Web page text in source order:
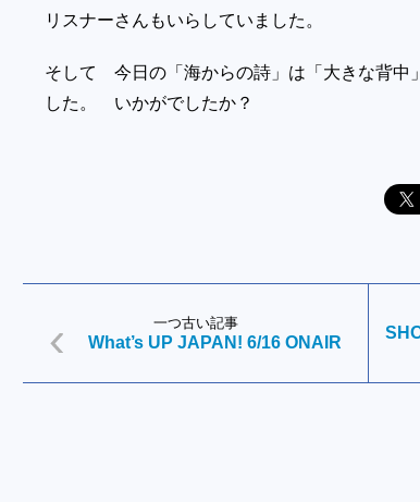
リスナーさんもいらしていました。
そして 今日の「海からの詩」は「大きな
した。 いかがでしたか？
一つ古い記事
What’s UP JAPAN! 6/16 ONAIR